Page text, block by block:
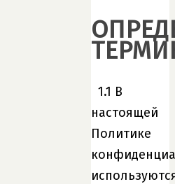
1.1 В
настоящей
Политике